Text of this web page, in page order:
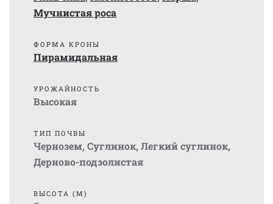
Мучнистая роса
ФОРМА КРОНЫ
Пирамидальная
УРОЖАЙНОСТЬ
Высокая
ТИП ПОЧВЫ
Чернозем, Суглинок, Легкий суглинок,
Дерново-подзолистая
ВЫСОТА (М)